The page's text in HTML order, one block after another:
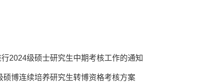
行2024级硕士研究生中期考核工作的通知
硕博连续培养研究生转博资格考核方案